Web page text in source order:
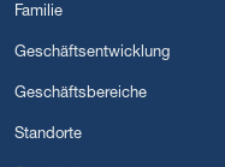
Familie
Geschäftsentwicklung
Geschäftsbereiche
Standorte